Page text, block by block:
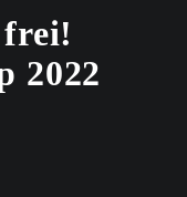
frei!
2022